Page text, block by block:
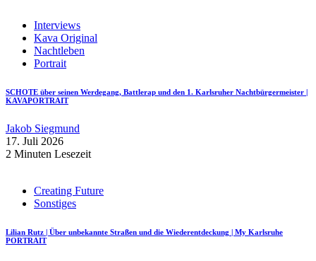
Interviews
Kava Original
Nachtleben
Portrait
SCHOTE über seinen Werdegang, Battlerap und den 1. Karlsruher Nachtbürgermeister |
KAVAPORTRAIT
Jakob Siegmund
17. Juli 2026
2 Minuten Lesezeit
Creating Future
Sonstiges
Lilian Rutz | Über unbekannte Straßen und die Wiederentdeckung | My Karlsruhe
PORTRAIT